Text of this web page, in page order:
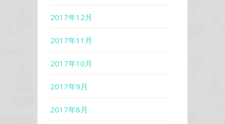
2017年12月
2017年11月
2017年10月
2017年9月
2017年8月